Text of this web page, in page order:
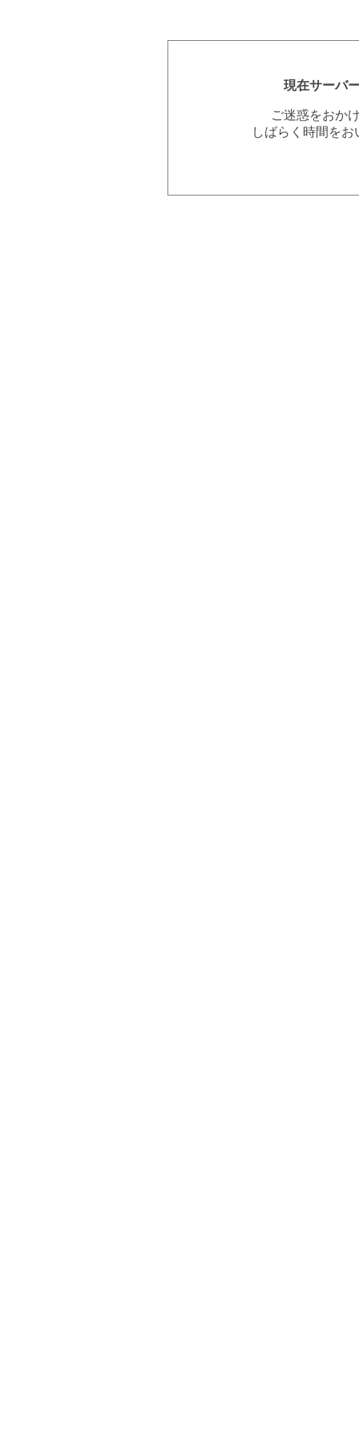
現在サーバ
ご迷惑をおか
しばらく時間を